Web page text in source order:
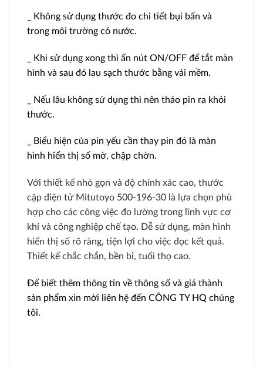
_ Không sử dụng thước đo chi tiết bụi bẩn và
trong môi trường có nước.
_ Khi sử dụng xong thì ấn nút ON/OFF để tắt màn
hình và sau đó lau sạch thước bằng vải mềm.
_ Nếu lâu không sử dụng thì nên tháo pin ra khỏi
thước.
_ Biểu hiện của pin yếu cần thay pin đó là màn
hình hiển thị số mờ, chập chờn.
Với thiết kế nhỏ gọn và độ chính xác cao, thước
cặp điện tử Mitutoyo 500-196-30 là lựa chọn phù
hợp cho các công việc đo lường trong lĩnh vực cơ
khí và công nghiệp chế tạo. Dễ sử dụng, màn hình
hiển thị số rõ ràng, tiện lợi cho việc đọc kết quả.
Thiết kế chắc chắn, bền bỉ, tuổi thọ cao.
Để biết thêm thông tin về thông số và giá thành
sản phẩm xin mời liên hệ đến CÔNG TY HQ chúng
tôi.